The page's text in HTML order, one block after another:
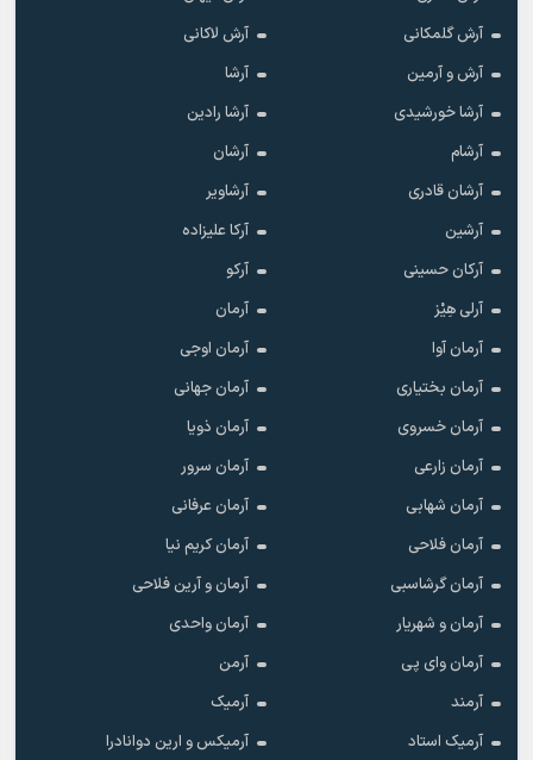
آرش گلمکانی
آرش لاکانی
آرش و آرمین
آرشا
آرشا خورشیدی
آرشا رادین
آرشام
آرشان
آرشان قادری
آرشاویر
آرشین
آرکا علیزاده
آرکان حسینی
آرکو
آرلی هِیْز
آرمان
آرمان آوا
آرمان اوجی
آرمان بختیاری
آرمان جهانی
آرمان خسروی
آرمان ذویا
آرمان زارعی
آرمان سرور
آرمان شهابی
آرمان عرفانی
آرمان فلاحی
آرمان کریم نیا
آرمان گرشاسبی
آرمان و آرین فلاحی
آرمان و شهریار
آرمان واحدی
آرمان وای پی
آرمن
آرمند
آرمیک
آرمیک استاد
آرمیکس و ارین دوانادرا